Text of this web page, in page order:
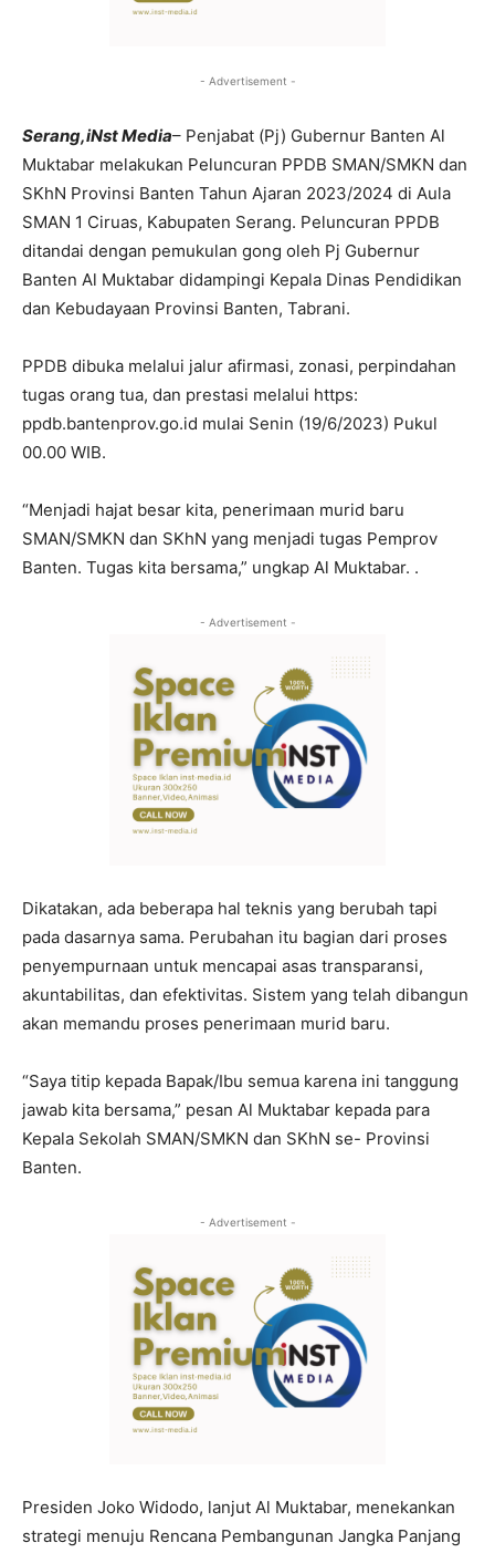
- Advertisement -
Serang,iNst Media– Penjabat (Pj) Gubernur Banten Al
Muktabar melakukan Peluncuran PPDB SMAN/SMKN dan
SKhN Provinsi Banten Tahun Ajaran 2023/2024 di Aula
SMAN 1 Ciruas, Kabupaten Serang. Peluncuran PPDB
ditandai dengan pemukulan gong oleh Pj Gubernur
Banten Al Muktabar didampingi Kepala Dinas Pendidikan
dan Kebudayaan Provinsi Banten, Tabrani.
PPDB dibuka melalui jalur afirmasi, zonasi, perpindahan
tugas orang tua, dan prestasi melalui https:
ppdb.bantenprov.go.id mulai Senin (19/6/2023) Pukul
00.00 WIB.
“Menjadi hajat besar kita, penerimaan murid baru
SMAN/SMKN dan SKhN yang menjadi tugas Pemprov
Banten. Tugas kita bersama,” ungkap Al Muktabar. .
- Advertisement -
Dikatakan, ada beberapa hal teknis yang berubah tapi
pada dasarnya sama. Perubahan itu bagian dari proses
penyempurnaan untuk mencapai asas transparansi,
akuntabilitas, dan efektivitas. Sistem yang telah dibangun
akan memandu proses penerimaan murid baru.
“Saya titip kepada Bapak/Ibu semua karena ini tanggung
jawab kita bersama,” pesan Al Muktabar kepada para
Kepala Sekolah SMAN/SMKN dan SKhN se- Provinsi
Banten.
- Advertisement -
Presiden Joko Widodo, lanjut Al Muktabar, menekankan
strategi menuju Rencana Pembangunan Jangka Panjang